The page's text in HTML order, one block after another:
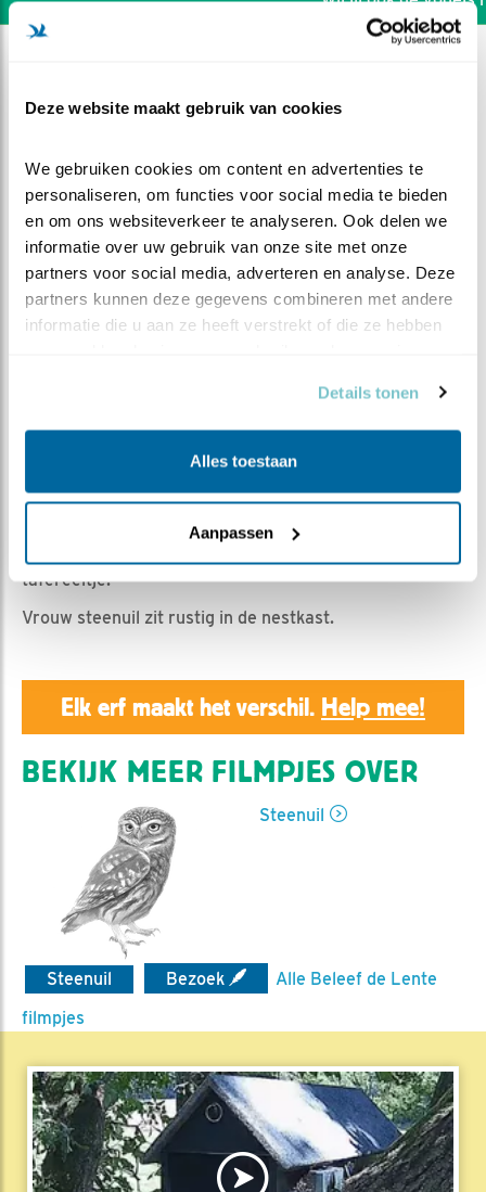
Deze website maakt gebruik van cookies
We gebruiken cookies om content en advertenties te
personaliseren, om functies voor social media te bieden
en om ons websiteverkeer te analyseren. Ook delen we
informatie over uw gebruik van onze site met onze
partners voor social media, adverteren en analyse. Deze
partners kunnen deze gegevens combineren met andere
informatie die u aan ze heeft verstrekt of die ze hebben
Details tonen
Alles toestaan
Aanpassen
Kauw in de aanval
Geert | Geplaatst op 25 september 2019, 23:55 |
tafereeltje.
Vrouw steenuil zit rustig in de nestkast.
Elk erf maakt het verschil. Help mee!
BEKIJK MEER FILMPJES OVER
Steenuil
Steenuil Bezoek
Alle Beleef de Lente
filmpjes